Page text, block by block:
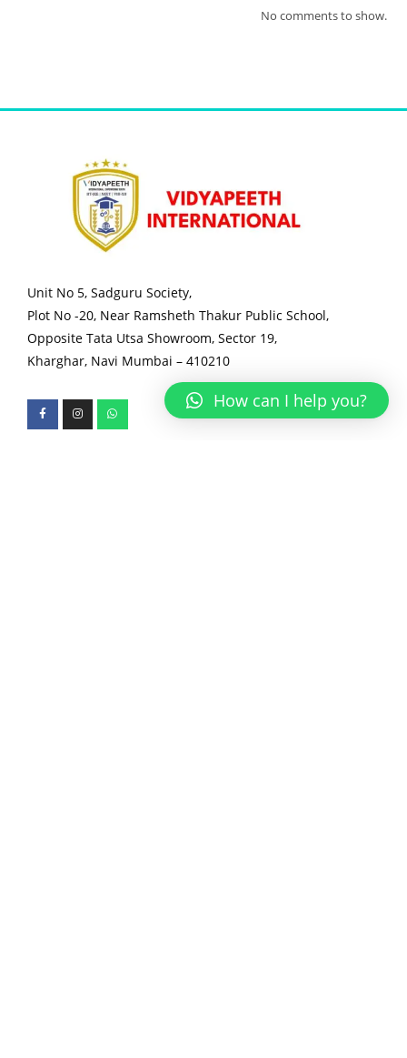
No comments to show.
Unit No 5, Sadguru Society,
Plot No -20, Near Ramsheth Thakur Public School,
Opposite Tata Utsa Showroom, Sector 19,
Kharghar, Navi Mumbai – 410210
How can I help you?